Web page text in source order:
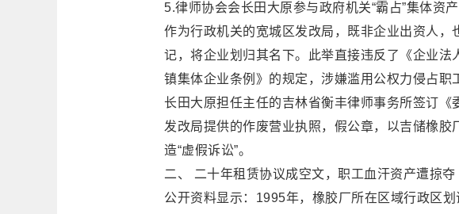
5.律师协会会长田大原参与政府机关“霸占”集体资
作为行政机关的宽城区发改局，既非企业出资人
记，将企业划归其名下。此举直接违反了《企业
镇集体企业条例》的规定，涉嫌滥用公权力侵占
长田大原担任主任的吉林省衡丰律师事务所签订
发改局提供的作废营业执照，假公章，以吉储橡胶
造“虚假诉讼”。
二、 二十年租赁协议成空文，职工血汗资产遭掠夺
公开资料显示：1995年，橡胶厂所在区域行政区